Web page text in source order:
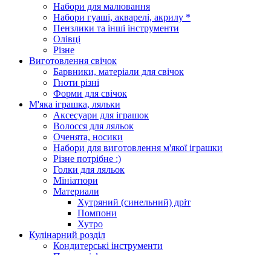
Набори для малювання
Набори гуаші, акварелі, акрилу *
Пензлики та інші інструменти
Олівці
Різне
Виготовлення свічок
Барвники, матеріали для свічок
Гноти різні
Форми для свічок
М'яка іграшка, ляльки
Аксесуари для іграшок
Волосся для ляльок
Оченята, носики
Набори для виготовлення м'якої іграшки
Різне потрібне :)
Голки для ляльок
Мініатюри
Материали
Хутряний (синельний) дріт
Помпони
Хутро
Кулінарний розділ
Кондитерські інструменти